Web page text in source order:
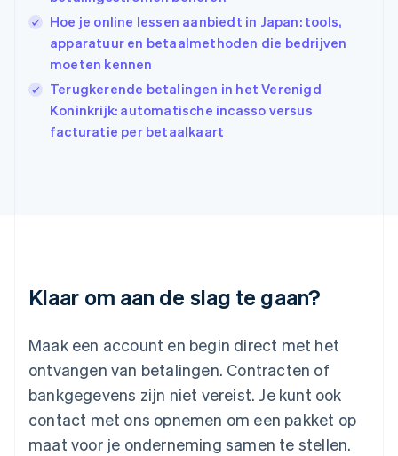
Hoe je online lessen aanbiedt in Japan: tools,
apparatuur en betaalmethoden die bedrijven
moeten kennen
Terugkerende betalingen in het Verenigd
Koninkrijk: automatische incasso versus
facturatie per betaalkaart
Klaar om aan de slag te gaan?
Maak een account en begin direct met het
ontvangen van betalingen. Contracten of
bankgegevens zijn niet vereist. Je kunt ook
contact met ons opnemen om een pakket op
maat voor je onderneming samen te stellen.
India
English
Italië
Italiano
Japan
日本語English
Kroatië
FrançaisDeutschEnglish
English
Malta
English
Mexico
Nederland
NederlandsEnglish